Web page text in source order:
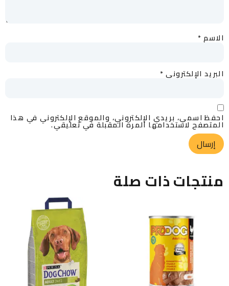
الاسم*
البريد الإلكتروني*
احفظ اسمي، بريدي الإلكتروني، والموقع الإلكتروني في هذا
المتصفح لاستخدامها المرة المقبلة في تعليقي.
منتجات ذات صلة